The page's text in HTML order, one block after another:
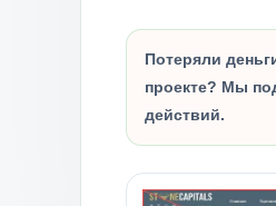
Потеряли
проекте? Мы
действий.